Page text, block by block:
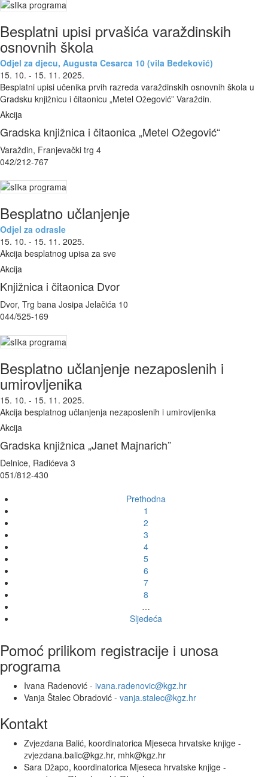
Besplatni upisi prvašića varaždinskih
osnovnih škola
Odjel za djecu, Augusta Cesarca 10 (vila Bedeković)
15. 10. - 15. 11. 2025.
Besplatni upisi učenika prvih razreda varaždinskih osnovnih škola u
Gradsku knjižnicu i čitaonicu „Metel Ožegović” Varaždin.
Akcija
Gradska knjižnica i čitaonica „Metel Ožegović“
Varaždin, Franjevački trg 4
042/212-767
Besplatno učlanjenje
Odjel za odrasle
15. 10. - 15. 11. 2025.
Akcija besplatnog upisa za sve
Akcija
Knjižnica i čitaonica Dvor
Dvor, Trg bana Josipa Jelačića 10
044/525-169
Besplatno učlanjenje nezaposlenih i
umirovljenika
15. 10. - 15. 11. 2025.
Akcija besplatnog učlanjenja nezaposlenih i umirovljenika
Akcija
Gradska knjižnica „Janet Majnarich”
Delnice, Radićeva 3
051/812-430
Prethodna
1
2
3
4
5
6
7
8
…
Sljedeća
Pomoć prilikom registracije i unosa
programa
Ivana Radenović - ivana.radenovic@kgz.hr
Vanja Štalec Obradović - vanja.stalec@kgz.hr
Kontakt
Zvjezdana Balić, koordinatorica Mjeseca hrvatske knjige -
zvjezdana.balic@kgz.hr, mhk@kgz.hr
Sara Džapo, koordinatorica Mjeseca hrvatske knjige -